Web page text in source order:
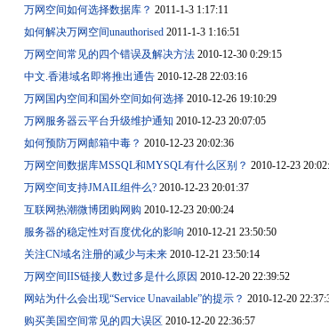
万网空间如何选择数据库？ 2011-1-3 1:17:11
如何解决万网空间unauthorised 2011-1-3 1:16:51
万网空间常见的四个错误及解决方法 2010-12-30 0:29:15
中文.香港域名即将推出通告 2010-12-28 22:03:16
万网国内空间和国外空间如何选择 2010-12-26 19:10:29
万网服务器云平台升级维护通知 2010-12-23 20:07:05
如何预防万网邮箱中毒？ 2010-12-23 20:02:36
万网空间数据库MSSQL和MYSQL有什么区别？ 2010-12-23
万网空间支持JMAIL组件么? 2010-12-23 20:01:37
互联网热潮微博团购网购 2010-12-23 20:00:24
服务器的稳定性对百度优化的影响 2010-12-21 23:50:50
关注CN域名注册的减少与未来 2010-12-21 23:50:14
万网空间IIS链接人数过多是什么原因 2010-12-20 22:39:52
网站为什么会出现“Service Unavailable”的提示？ 2010-12-20
购买美国空间常见的四大误区 2010-12-20 22:36:57